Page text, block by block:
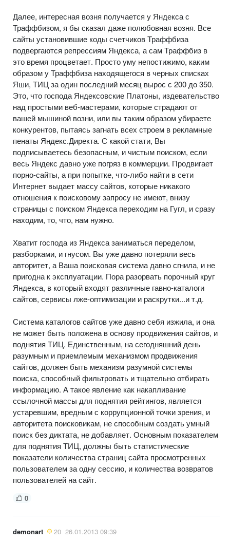
Далее, интересная возня получается у Яндекса с
Траффбизом, я бы сказал даже полюбовная возня. Все
сайты установившие коды счетчиков Траффбиза
подвергаются репрессиям Яндекса, а сам Траффбиз в
это время процветает. Просто уму непостижимо, каким
образом у Траффбиза находящегося в черных списках
Яши, ТИЦ за один последний месяц вырос с 200 до 350.
Это, что господа Яндексовские Платоны, издевательство
над простыми веб-мастерами, которые страдают от
вашей мышиной возни, или вы таким образом убираете
конкурентов, пытаясь загнать всех строем в рекламные
пенаты Яндекс.Директа. С какой стати, Вы
подписываетесь безопасным, и чистым поиском, если
весь Яндекс давно уже погряз в коммерции. Продвигает
порно-сайты, а при попытке, что-либо найти в сети
Интернет выдает массу сайтов, которые никакого
отношения к поисковому запросу не имеют, внизу
страницы с поиском Яндекса переходим на Гугл, и сразу
находим, то, что, нам нужно.
Хватит господа из Яндекса заниматься переделом,
разборками, и гнусом. Вы уже давно потеряли весь
авторитет, а Ваша поисковая система давно сгнила, и не
пригодна к эксплуатации. Пора разорвать порочный круг
Яндекса, в который входят различные гавно-каталоги
сайтов, сервисы лже-оптимизации и раскрутки...и т.д.
Система каталогов сайтов уже давно себя изжила, и она
не может быть положена в основу продвижения сайтов, и
поднятия ТИЦ. Единственным, на сегодняшний день
разумным и приемлемым механизмом продвижения
сайтов, должен быть механизм разумной системы
поиска, способный фильтровать и тщательно отбирать
информацию. А такое явление как накапливание
ссылочной массы для поднятия рейтингов, является
устаревшим, вредным с коррупционной точки зрения, и
авторитета поисковикам, не способным создать умный
поиск без диктата, не добавляет. Основным показателем
для поднятия ТИЦ, должны быть статистические
показатели количества страниц сайта просмотренных
пользователем за одну сессию, и количества возвратов
пользователей на сайт.
0
demonart 20 26.01.2013 09:39